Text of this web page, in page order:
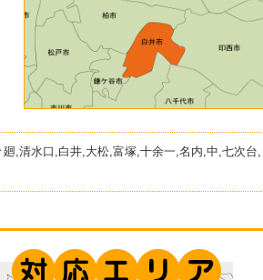
,清水口,白井,大松,富塚,十余一,名内,中,七次台,